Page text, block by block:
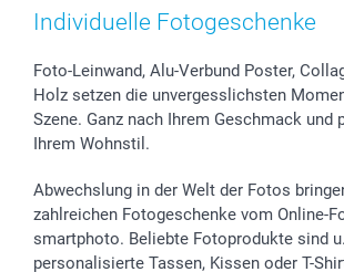
Zubehör & Material
Foto-Kalender & Agenden
Sticker & Etiketten
Geschenk-Gutscheine (PDF)
AGB
Presse
Partnerprogramme
Investor Relations
B2B smartbusiness
Widerrufsrecht
Muttertag
Kommunion & Konfirmation
Hochzeit
Geburtstag
Geburt
Zu allen Anlässen
Anmelden /Registrieren
Preise und Versandkosten
Lieferfristen
72h Lieferung
Zahlungsmöglichkeiten
Sitemap
Status der Bestellung
smartfriends
smartgarantie
Individuelle Fotogeschenke
Foto-Leinwand, Alu-Verbund Poster,
Holz setzen die unvergesslichsten
Szene. Ganz nach Ihrem Geschmack und
Ihrem Wohnstil.
Abwechslung in der Welt der Fotos
zahlreichen Fotogeschenke vom Online-
smartphoto. Beliebte Fotoprodukte sind
personalisierte Tassen, Kissen oder T-